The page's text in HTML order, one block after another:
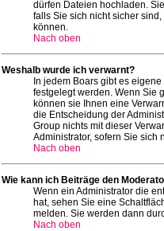
dürfen Dateien hochladen.
falls Sie sich nicht sicher
können.
Nach oben
Weshalb wurde ich verwarnt?
In jedem Boars gibt es
festgelegt werden. Wenn Sie
können sie Ihnen eine
die Entscheidung der
Group nichts mit dieser
Administrator, sofern Sie sich
Nach oben
Wie kann ich Beiträge den
Wenn ein Administrator die
hat, sehen Sie eine
melden. Sie werden dann
Nach oben